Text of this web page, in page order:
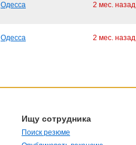
Одесса 2 мес. назад
Одесса 2 мес. назад
Ищу сотрудника
Поиск резюме